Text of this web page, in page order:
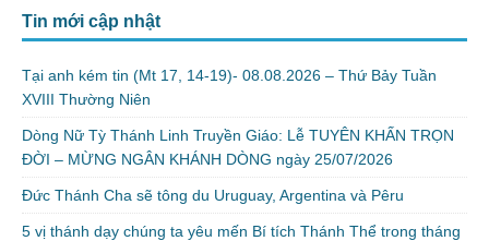
Tin mới cập nhật
Tại anh kém tin (Mt 17, 14-19)- 08.08.2026 – Thứ Bảy Tuần
XVIII Thường Niên
Dòng Nữ Tỳ Thánh Linh Truyền Giáo: Lễ TUYÊN KHẤN TRỌN
ĐỜI – MỪNG NGÂN KHÁNH DÒNG ngày 25/07/2026
Đức Thánh Cha sẽ tông du Uruguay, Argentina và Pêru
5 vị thánh dạy chúng ta yêu mến Bí tích Thánh Thể trong tháng